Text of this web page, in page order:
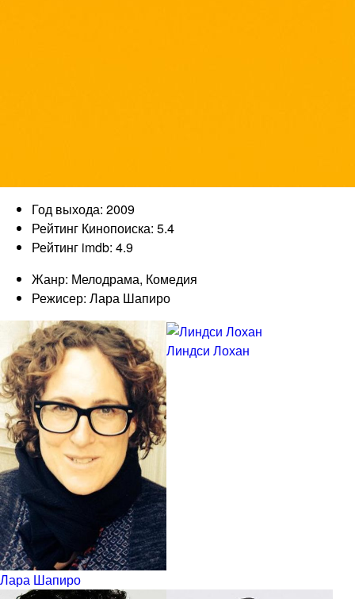
Год выхода: 2009
Рейтинг Кинопоиска: 5.4
Рейтинг imdb: 4.9
Жанр: Мелодрама, Комедия
Режисер: Лара Шапиро
Лара Шапиро
Линдси Лохан